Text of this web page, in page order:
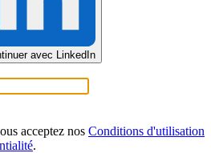
avec LinkedIn
acceptez nos Conditions d'utilisation
.